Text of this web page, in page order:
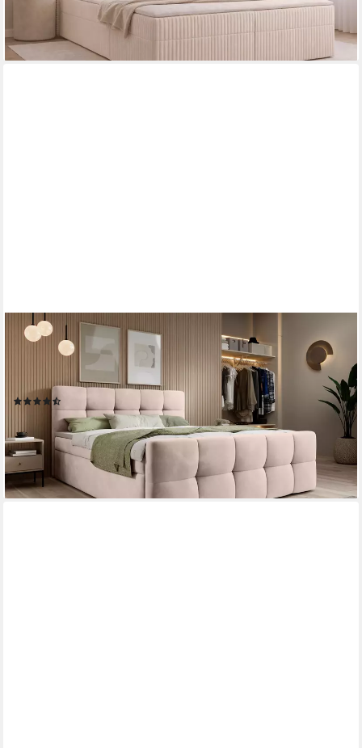
lieferbar - in 4-5 Werktagen bei dir
THEMATYS
Boxbett mit Bettkasten 140x200–200x200 cm – Velours oder
Bouclé Bezug – (Polsterbett Bonnellfederkern Matratze H3 +
Gratis 3cm Topper, Boxbett - Luxus Doppelbett mit Stauraum)
ab 899,00 € 1.499,00 €
-40%
lieferbar in 3 Wochen
+12